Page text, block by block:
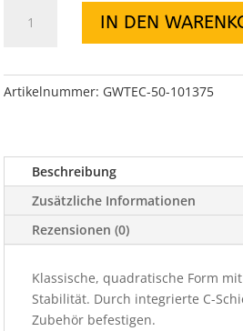
RACK
QUERTRÄGER
SILBER
Menge
IN DEN
Artikelnummer: GWTEC-50-101375
Beschreibung
Zusätzliche Informationen
Rezensionen (0)
Klassische, quadratische Form
Stabilität. Durch integrierte C-
Zubehör befestigen.